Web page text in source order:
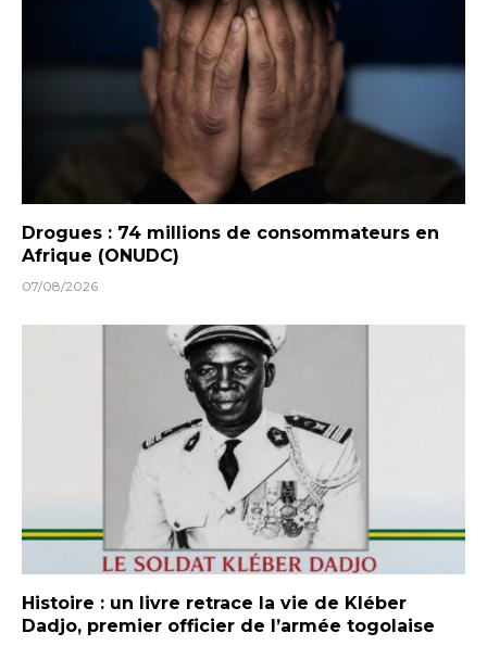
Drogues : 74 millions de consommateurs en
Afrique (ONUDC)
07/08/2026
Histoire : un livre retrace la vie de Kléber
Dadjo, premier officier de l’armée togolaise